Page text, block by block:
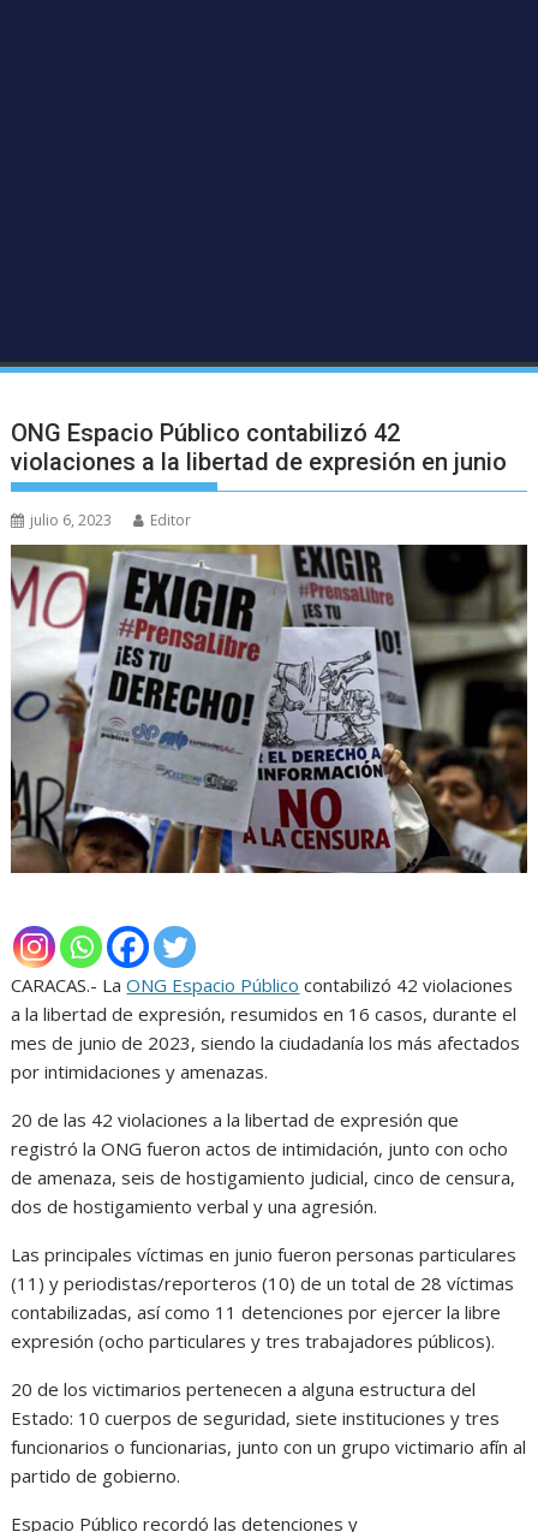
ONG Espacio Público contabilizó 42
violaciones a la libertad de expresión en junio
julio 6, 2023 Editor
CARACAS.- LaONG Espacio Público contabilizó 42 violaciones
a la libertad de expresión, resumidos en 16 casos, durante el
mes de junio de 2023, siendo la ciudadanía los más afectados
por intimidaciones y amenazas.
20 de las 42 violaciones a la libertad de expresión que
registró la ONG fueron actos de intimidación, junto con ocho
de amenaza, seis de hostigamiento judicial, cinco de censura,
dos de hostigamiento verbal y una agresión.
Las principales víctimas en junio fueron personas particulares
(11) y periodistas/reporteros (10) de un total de 28 víctimas
contabilizadas, así como 11 detenciones por ejercer la libre
expresión (ocho particulares y tres trabajadores públicos).
20 de los victimarios pertenecen a alguna estructura del
Estado: 10 cuerpos de seguridad, siete instituciones y tres
funcionarios o funcionarias, junto con un grupo victimario afín al
partido de gobierno.
Espacio Público recordó las detenciones y